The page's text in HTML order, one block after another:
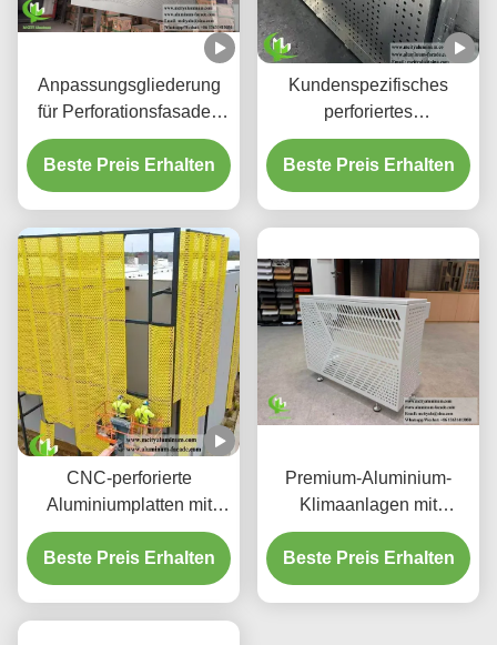
Anpassungsgliederung
für Perforationsfasaden
aus Aluminium und
Bildschirmplatten
Beste Preis Erhalten
Kundenspezifisches
perforiertes
hinterleuchtetes
Aluminium-
Deckensystem mit
Laser-geschnittenen
Mustern
Beste Preis Erhalten
CNC-perforierte
Aluminiumplatten mit
3003 H14/H24-Legierung
und PVDF-Beschichtung
für Fassaden
Beste Preis Erhalten
Premium-Aluminium-
Klimaanlagen mit
dekorativen
Schutzschirmen
Beste Preis Erhalten